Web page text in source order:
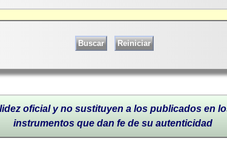
oficial y no sustituyen a los publicados en
instrumentos que dan fe de su autenticidad